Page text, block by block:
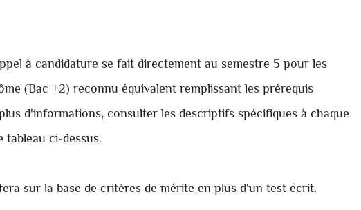
à candidature se fait directement au semestre 5 pour les
(Bac +2) reconnu équivalent remplissant les prérequis
d'informations, consulter les descriptifs spécifiques à chaque
ci-dessus.
sur la base de critères de mérite en plus d'un test écrit.